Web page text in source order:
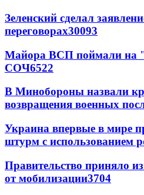
Зеленский сделал
переговорах30093
Майора ВСП поймали на
СОЧ6522
В Минобороны назвали
возвращения военных
Украина впервые в мире
штурм с использованием
Правительство приняло
от мобилизации3704